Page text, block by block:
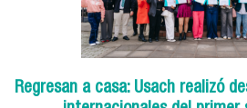
Regresan a casa: Usach realizó